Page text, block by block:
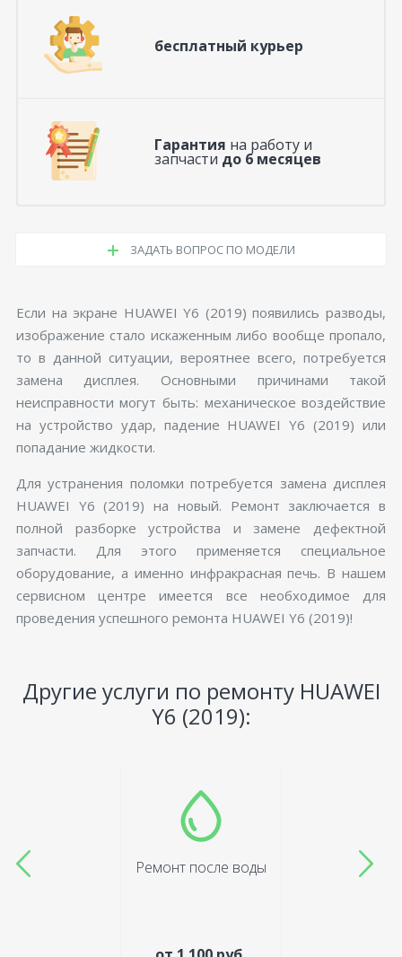
бесплатный курьер
Гарантия на работу и
запчасти до 6 месяцев
ЗАДАТЬ ВОПРОС ПО МОДЕЛИ
Если на экране HUAWEI Y6 (2019) появились разводы,
изображение стало искаженным либо вообще пропало,
то в данной ситуации, вероятнее всего, потребуется
замена дисплея. Основными причинами такой
неисправности могут быть: механическое воздействие
на устройство удар, падение HUAWEI Y6 (2019) или
попадание жидкости.
Для устранения поломки потребуется замена дисплея
HUAWEI Y6 (2019) на новый. Ремонт заключается в
полной разборке устройства и замене дефектной
запчасти. Для этого применяется специальное
оборудование, а именно инфракрасная печь. В нашем
сервисном центре имеется все необходимое для
проведения успешного ремонта HUAWEI Y6 (2019)!
Другие услуги по ремонту HUAWEI
Y6 (2019):
Ремонт после воды